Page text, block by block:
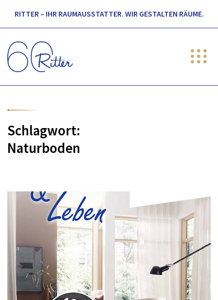
RITTER – IHR RAUMAUSSTATTER. WIR GESTALTEN RÄUME.
Schlagwort:
Naturboden